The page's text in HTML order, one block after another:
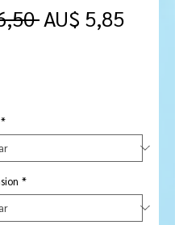
Preço
AU$ 5,85Preço
*
*